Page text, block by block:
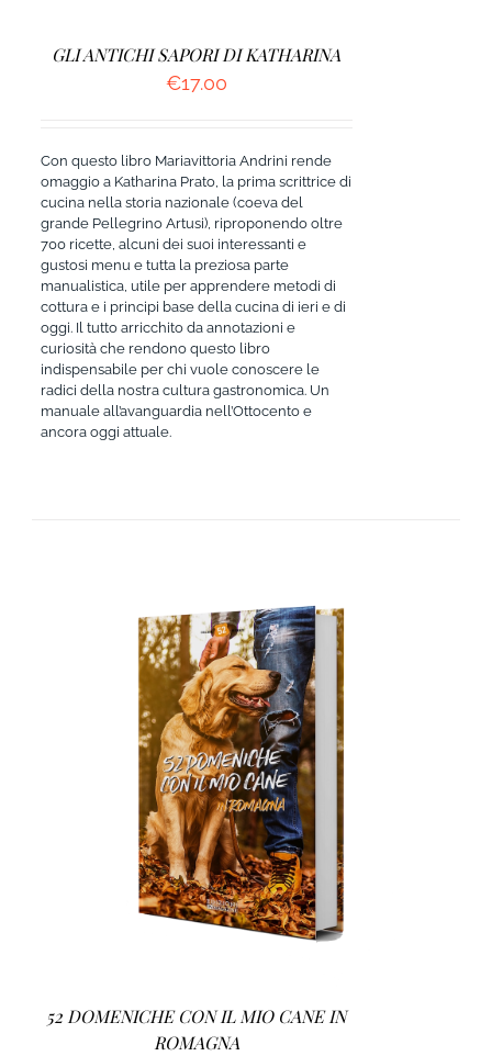
GLI ANTICHI SAPORI DI KATHARINA
€17.00
Con questo libro Mariavittoria Andrini rende
omaggio a Katharina Prato, la prima scrittrice di
cucina nella storia nazionale (coeva del
grande Pellegrino Artusi), riproponendo oltre
700 ricette, alcuni dei suoi interessanti e
gustosi menu e tutta la preziosa parte
manualistica, utile per apprendere metodi di
cottura e i principi base della cucina di ieri e di
oggi. Il tutto arricchito da annotazioni e
curiosità che rendono questo libro
indispensabile per chi vuole conoscere le
radici della nostra cultura gastronomica. Un
manuale all’avanguardia nell’Ottocento e
ancora oggi attuale.
AGGIUNGI AL CARRELLO /
52 DOMENICHE CON IL MIO CANE IN
ROMAGNA